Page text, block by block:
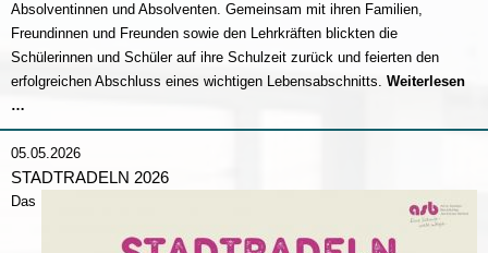
Absolventinnen und Absolventen. Gemeinsam mit ihren Familien,
Freundinnen und Freunden sowie den Lehrkräften blickten die
Schülerinnen und Schüler auf ihre Schulzeit zurück und feierten den
erfolgreichen Abschluss eines wichtigen Lebensabschnitts. Weiterlesen
…
2026
05.05.2026
STADTRADELN 2026
Das